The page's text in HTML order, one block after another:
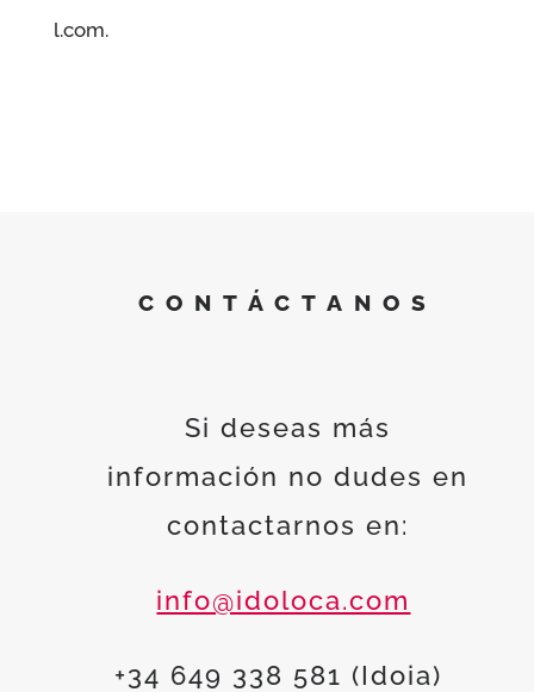
l.com.
CONTÁCTANOS
Si deseas más
información no dudes en
contactarnos en:
info@idoloca.com
+34 649 338 581 (Idoia)